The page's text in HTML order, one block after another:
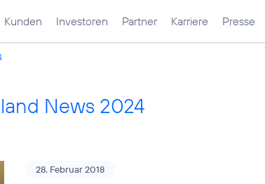
Kunden Investoren Partner Karriere Presse
News 2024
28. Februar 2018